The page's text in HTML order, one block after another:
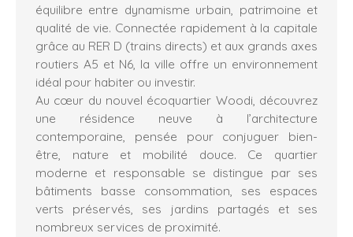
équilibre entre dynamisme urbain, patrimoine et
qualité de vie. Connectée rapidement à la capitale
grâce au RER D (trains directs) et aux grands axes
routiers A5 et N6, la ville offre un environnement
idéal pour habiter ou investir.
Au cœur du nouvel écoquartier Woodi, découvrez
une résidence neuve à l’architecture
contemporaine, pensée pour conjuguer bien-
être, nature et mobilité douce. Ce quartier
moderne et responsable se distingue par ses
bâtiments basse consommation, ses espaces
verts préservés, ses jardins partagés et ses
nombreux services de proximité.